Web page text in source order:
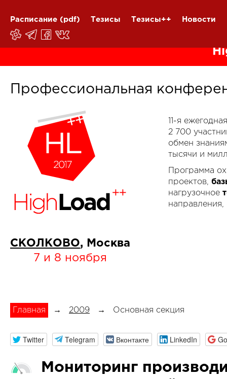
Расписание (pdf) Тезисы Тезисы++ Новости
Профессиональная
СКОЛКОВО, Москва
7 и 8 ноября
11-я
2 700
обмен
тысячи и
Программа
проектов,
нагрузочное
Главная → 2009 → Основная секция
Twitter Telegram Вконтакте LinkedIn
Мониторинг